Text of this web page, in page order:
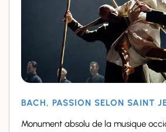
BACH, PASSION SELON SAINT
Monument absolu de la musique